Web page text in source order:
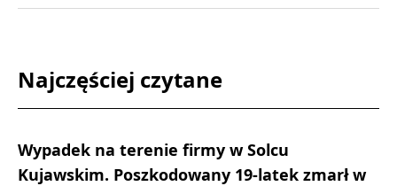
Najczęściej czytane
Wypadek na terenie firmy w Solcu
Kujawskim. Poszkodowany 19-latek zmarł w